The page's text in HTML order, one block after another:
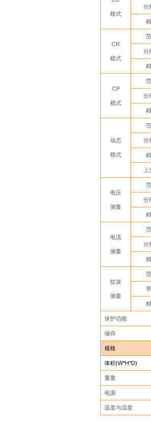
模式
分
CR
模式
分
CP
模式
分
动态
模式
分
电压
测量
分
电流
测量
分
纹波
测量
保护功能
储存
规格
体积(W*H*D)
重量
电源
温度与湿度